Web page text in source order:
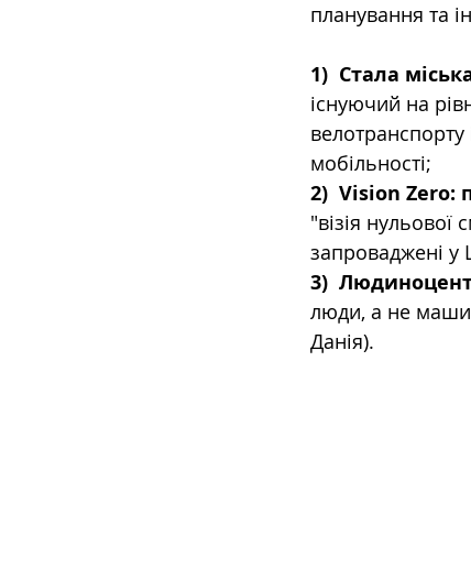
планування та
1) Стала
існуючий на
мобільності;
2) Vision Zero:
"візія нульової
запроваджені у
3)
люди, а не
Данія).